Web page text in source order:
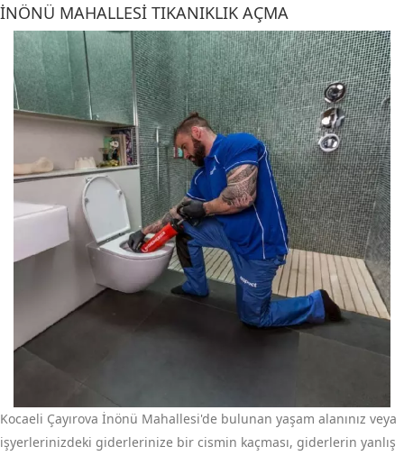
İNÖNÜ MAHALLESI TIKANIKLIK AÇMA
Kocaeli Çayırova İnönü Mahallesi'de bulunan yaşam alanınız veya
işyerlerinizdeki giderlerinize bir cismin kaçması, giderlerin yanlış